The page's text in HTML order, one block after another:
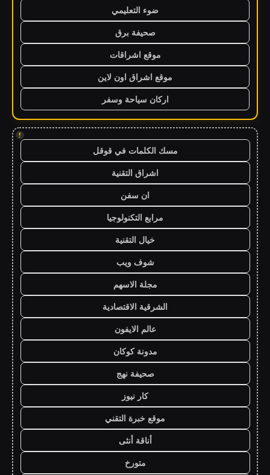
ضوء التعليمي
صحيفة برق
موقع اشراقات
موقع اشراق اون لاين
اركان سياحة وسفر
!
مسك الكلمات في قوقل
اشراق التقنية
ان سفن
مرابع التكنولوجيا
خيال التقنية
شوف ويب
مجلة الاسهم
الشرقية الاقتصادية
عالم الايفون
مدونة كوكان
صحيفة نهج
كار نيوز
موقع خبرة التقني
أناقة أنثى
متورخ